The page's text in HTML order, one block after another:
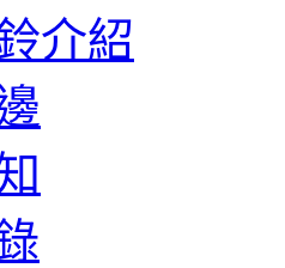
介紹